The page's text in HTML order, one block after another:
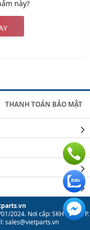
này?
THANH TOÁN BẢO MẬT
2024. Nơi cấp: SKH & ĐT TP.
sales@vietparts.vn